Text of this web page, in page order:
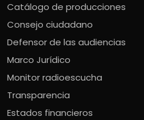
Catálogo de producciones
Consejo ciudadano
Defensor de las audiencias
Marco Jurídico
Monitor radioescucha
Transparencia
Estados financieros